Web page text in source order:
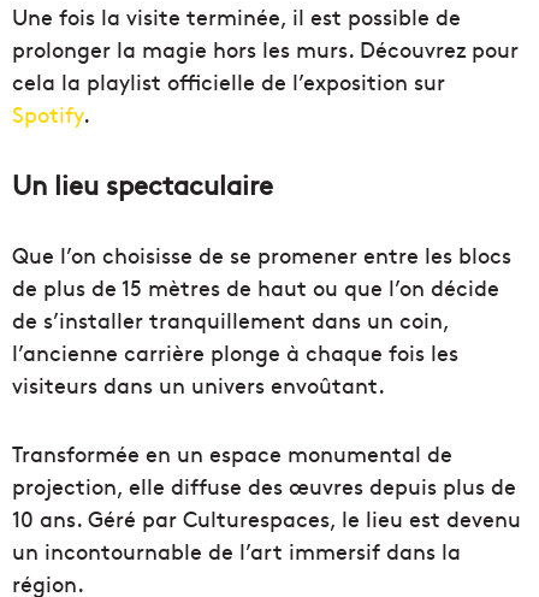
Une fois la visite terminée, il est possible de
prolonger la magie hors les murs. Découvrez pour
cela la playlist officielle de l’exposition sur
Spotify.
Un lieu spectaculaire
Que l’on choisisse de se promener entre les blocs
de plus de 15 mètres de haut ou que l’on décide
de s’installer tranquillement dans un coin,
l’ancienne carrière plonge à chaque fois les
visiteurs dans un univers envoûtant.
Transformée en un espace monumental de
projection, elle diffuse des œuvres depuis plus de
10 ans. Géré par Culturespaces, le lieu est devenu
un incontournable de l’art immersif dans la
région.